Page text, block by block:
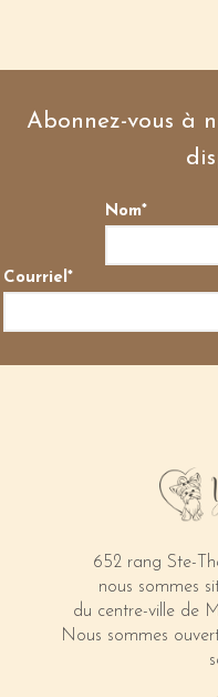
Abonnez-vous à
Nom*
Courriel*
652 rang Ste-
nous sommes
du centre-ville de
Nous sommes